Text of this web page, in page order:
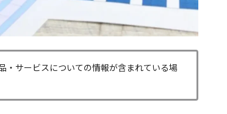
サービスについての情報が含まれている場